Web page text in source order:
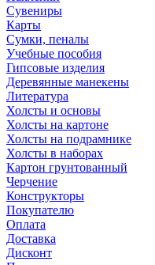
Сувениры
Карты
Сумки, пеналы
Учебные пособия
Гипсовые изделия
Деревянные манекены
Литература
Холсты и основы
Холсты на картоне
Холсты на подрамнике
Холсты в наборах
Картон грунтованный
Черчение
Конструкторы
Покупателю
Оплата
Доставка
Дисконт